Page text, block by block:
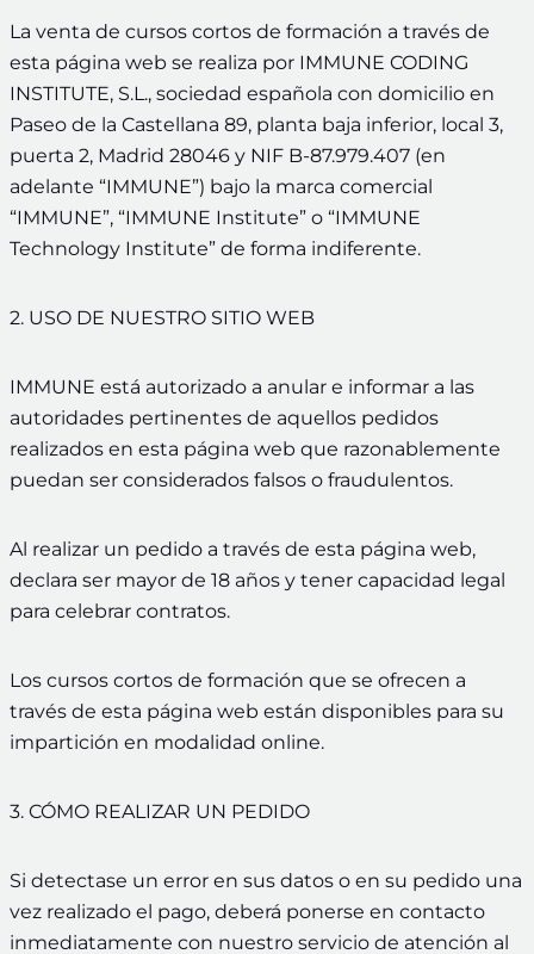
La venta de cursos cortos de formación a través de
esta página web se realiza por IMMUNE CODING
INSTITUTE, S.L., sociedad española con domicilio en ​
Paseo de la Castellana 89, planta baja inferior, local 3,
puerta 2, Madrid 28046 y NIF B-87.979.407 (en
adelante “IMMUNE”) bajo la marca comercial
“IMMUNE”, “IMMUNE Institute” o “IMMUNE
Technology Institute” de forma indiferente.
2. USO DE NUESTRO SITIO WEB
IMMUNE está autorizado a anular e informar a las
autoridades pertinentes de aquellos pedidos
realizados en esta página web que razonablemente
puedan ser considerados falsos o fraudulentos.
Al realizar un pedido a través de esta página web,
declara ser mayor de 18 años y tener capacidad legal
para celebrar contratos.
Los cursos cortos de formación que se ofrecen a
través de esta página web están disponibles para su
impartición en modalidad online.
3. CÓMO REALIZAR UN PEDIDO
Si detectase un error en sus datos o en su pedido una
vez realizado el pago, deberá ponerse en contacto
inmediatamente con nuestro servicio de atención al